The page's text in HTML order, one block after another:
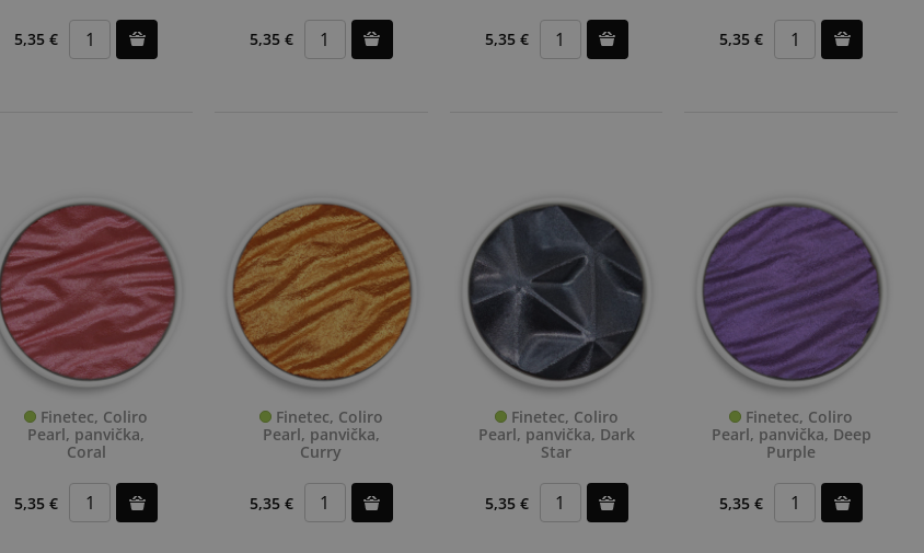
5,35 € 5,35 € 5,35 € 5,35 €
Finetec, Coliro
Pearl, panvička,
Coral
5,35 €
Finetec, Coliro
Pearl, panvička,
Curry
5,35 €
Finetec, Coliro
Pearl, panvička, Dark
Star
5,35 €
Finetec, Coliro
Pearl, panvička, Deep
Purple
5,35 €